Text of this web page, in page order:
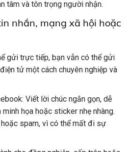
tâm và tôn trọng người nhận.
nhắn, mạng xã hội hoặc
gửi trực tiếp, bạn vẫn có thể gửi
tử một cách chuyên nghiệp và
Viết lời chúc ngắn gọn, dễ
minh họa hoặc sticker nhẹ nhàng.
spam, vì có thể mất đi sự